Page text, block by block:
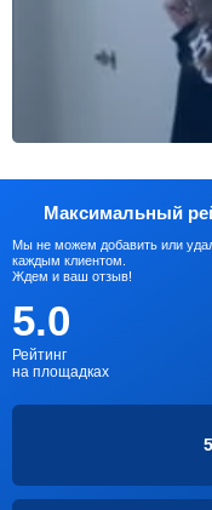
Максимальный
Мы не можем добавить или
каждым клиентом.
Ждем и ваш отзыв!
5.0
Рейтинг
на площадках